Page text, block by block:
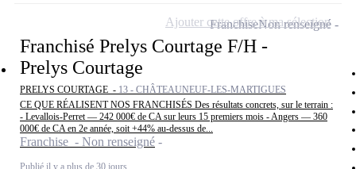
Franchisé Prelys Courtage F/H -
Prelys Courtage
PRELYS COURTAGE - 13 - CHÂTEAUNEUF-LES-MARTIGUES
CE QUE RÉALISENT NOS FRANCHISÉS Des résultats concrets, sur le terrain :
- Levallois-Perret — 242 000€ de CA sur leurs 15 premiers mois - Angers — 360
000€ de CA en 2e année, soit +44% au-dessus de...
Franchise - Non renseigné
Publié il y a plus de 30 jours
FranchiseNon renseigné
Ajouter cette offre à ma sélection